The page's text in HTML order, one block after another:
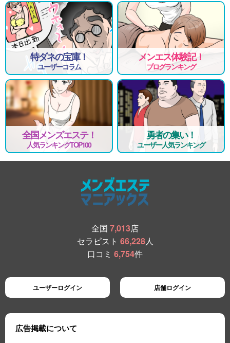
特ダネの宝庫！
ユーザーコラム
メンエス体験記！
ブログランキング
全国メンズエステ！
人気ランキングTOP100
勇者の集い！
ユーザー人気ランキング
全国 7,013店
セラピスト 66,228人
口コミ 6,754件
ユーザーログイン 店舗ログイン
広告掲載について